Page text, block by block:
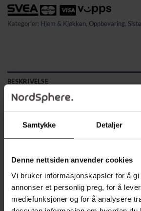
Samtykke Detaljer
Denne nettsiden anvender cookies
Vi bruker informasjonskapsler for å gi
annonser et personlig preg, for å
mediefunksjoner og for å analysere
Kategorier: Hjem & Kjøkken, Oppbevaring,
BESKRIVELSE
TILLEGGSINFORMASJON
✔ MANGESIDIG BRUK – hyllen kan
oppbevaring for kosmetikk eller
eller dekorativ plass for glass med ris,
sukker, kaffe m.m.
✔ PASSER FLERE INTERIØRSTILER –
klassiske designet gjør hyllen enkel å